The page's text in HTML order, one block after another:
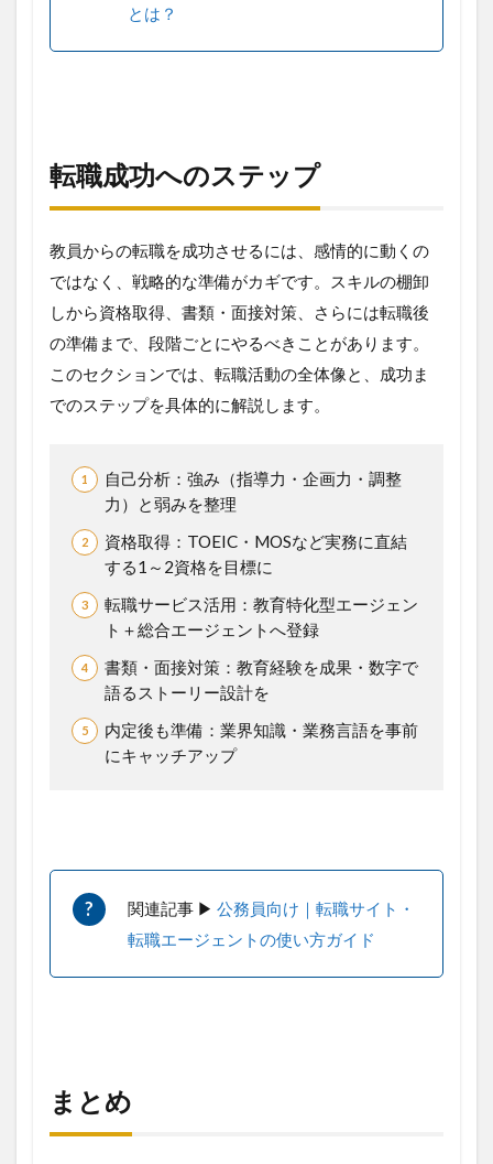
とは？
転職成功へのステップ
教員からの転職を成功させるには、感情的に動くの
ではなく、戦略的な準備がカギです。スキルの棚卸
しから資格取得、書類・面接対策、さらには転職後
の準備まで、段階ごとにやるべきことがあります。
このセクションでは、転職活動の全体像と、成功ま
でのステップを具体的に解説します。
自己分析：強み（指導力・企画力・調整
力）と弱みを整理
資格取得：TOEIC・MOSなど実務に直結
する1～2資格を目標に
転職サービス活用：教育特化型エージェン
ト＋総合エージェントへ登録
書類・面接対策：教育経験を成果・数字で
語るストーリー設計を
内定後も準備：業界知識・業務言語を事前
にキャッチアップ
関連記事 ▶︎ 公務員向け｜転職サイト・
転職エージェントの使い方ガイド
まとめ